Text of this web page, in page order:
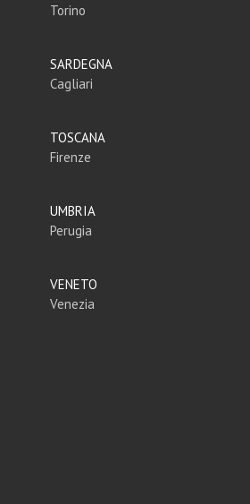
Torino
SARDEGNA
Cagliari
TOSCANA
Firenze
UMBRIA
Perugia
VENETO
Venezia